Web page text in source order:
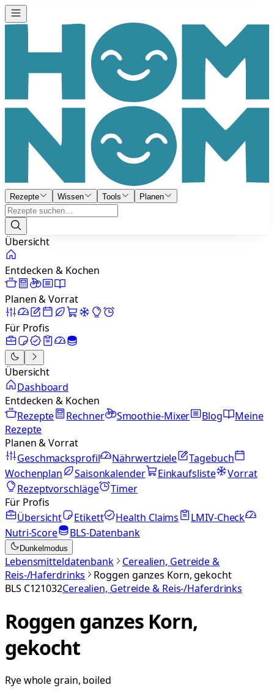
Rezepte Wissen Tools Planen
Übersicht
Entdecken & Kochen
Planen & Vorrat
Für Profis
Übersicht
Dashboard
Entdecken & Kochen
Rezepte
Rechner Smoothie-Mixer Blog
Meine
Rezepte
Planen & Vorrat
Geschmacksprofil
Nährwertziele
Tagebuch
Wochenplan
Saisonkalender Einkaufsliste
Vorrat
Rezeptvorschläge
Timer
Für Profis
Übersicht
Etikett Health Claims
LMIV-Check
Nutri-Score
BLS-Datenbank
Dunkelmodus
Lebensmitteldatenbank
Cerealien, Getreide &
Reis-/Haferdrinks
Roggen ganzes Korn, gekocht
BLS C121032Cerealien, Getreide & Reis-/Haferdrinks
Roggen ganzes Korn,
gekocht
Rye whole grain, boiled